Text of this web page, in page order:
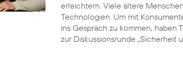
erleichtern. Viele ältere
Technologien. Um mit
ins Gespräch zu kommen,
zur Diskussionsrunde „Sicherheit